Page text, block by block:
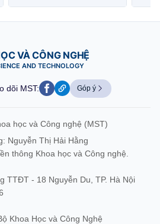
VÀ CÔNG NGHỆ
AND TECHNOLOGY
dõi MST: Góp ý
học và Công nghệ (MST)
Nguyễn Thị Hải Hằng
thông Khoa học và Công nghệ.
TTĐT - 18 Nguyễn Du, TP. Hà Nội
Khoa Học và Công Nghệ